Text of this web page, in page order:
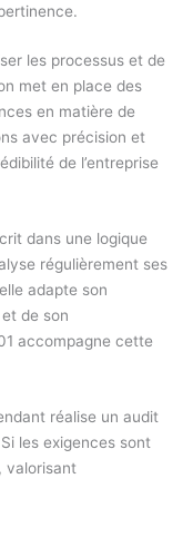
les processus et de
met en place des
en matière de
avec précision et
de l’entreprise
dans une logique
régulièrement ses
adapte son
de son
accompagne cette
réalise un audit
les exigences sont
valorisant